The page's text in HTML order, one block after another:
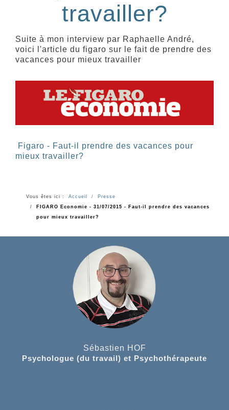
travailler?
Suite à mon interview par Raphaelle André,
voici l'article du figaro sur le fait de prendre des
vacances pour mieux travailler
Figaro - Faut-il prendre des vacances pour
mieux travailler?
Vous êtes ici : Accueil
Presse
FIGARO Economie - 31/07/2015 - Faut-il prendre des vacances
pour mieux travailler?
Sébastien HOF
Psychologue (du travail) et Psychothérapeute